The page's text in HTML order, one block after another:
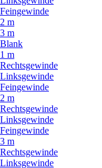
Feingewinde
2 m
3 m
Blank
1 m
Rechtsgewinde
Linksgewinde
Feingewinde
2 m
Rechtsgewinde
Linksgewinde
Feingewinde
3 m
Rechtsgewinde
Linksgewinde